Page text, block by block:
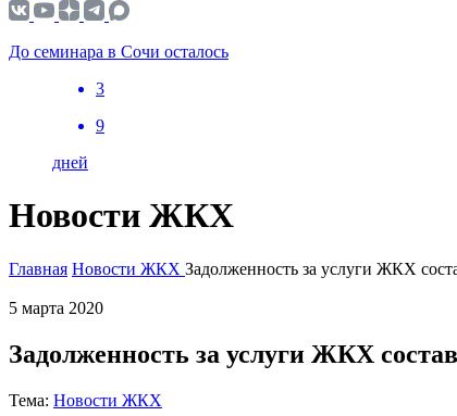
До семинара в Сочи осталось
3
9
дней
Новости ЖКХ
Главная Новости ЖКХ Задолженность за услуги ЖКХ
5 марта 2020
Задолженность за услуги ЖКХ
Тема: Новости ЖКХ